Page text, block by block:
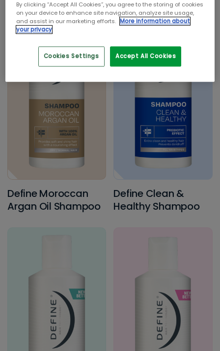
Define Moroccan
Argan Oil Shampoo
Define Clean &
Healthy Shampoo
By clicking “Accept All Cookies”, you agree to the storing of cookies
on your device to enhance site navigation, analyze site usage,
and assist in our marketing efforts. More information about
your privacy
Cookies Settings Accept All Cookies